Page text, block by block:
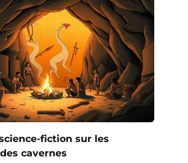
fiction sur les
cavernes